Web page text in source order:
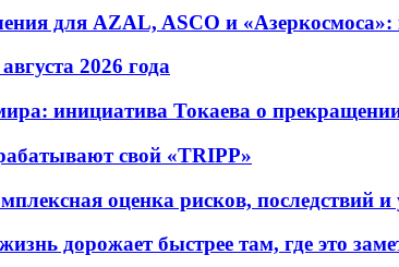
для AZAL, ASCO и «Азеркосмоса»:
2026 года
инициатива Токаева о
свой «TRIPP»
оценка рисков, последствий и
дорожает быстрее там, где это